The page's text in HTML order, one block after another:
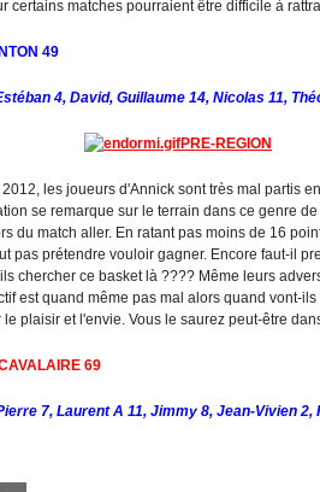
certains matches pourraient être difficile à
49
4, David, Guillaume 14, Nicolas 11,
PRE-REGION
les joueurs d'Annick sont très mal partis
se remarque sur le terrain dans ce genre
du match aller. En ratant pas moins de 16
pas prétendre vouloir gagner. Encore faut-il
chercher ce basket là ???? Même leurs
est quand même pas mal alors quand vont-
plaisir et l'envie. Vous le saurez peut-être
69
7, Laurent A 11, Jimmy 8, Jean-Vivien 2,